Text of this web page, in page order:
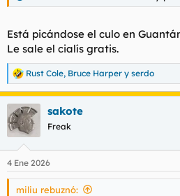
Está picándose el culo en
Le sale el cialís gratis.
R
e
a
c
c
i
e
s
Rust Cole, Bruce Harper y serdo
sakote
Freak
4 Ene 2026
miliu rebuznó: